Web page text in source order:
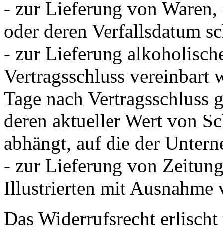
- zur Lieferung von
oder deren Verfallsdatum
- zur Lieferung
Vertragsschluss vereinbart
Tage nach
deren aktueller Wert von
abhängt, auf die der
- zur Lieferung von
Illustrierten mit Ausnahme
Das Widerrufsrecht